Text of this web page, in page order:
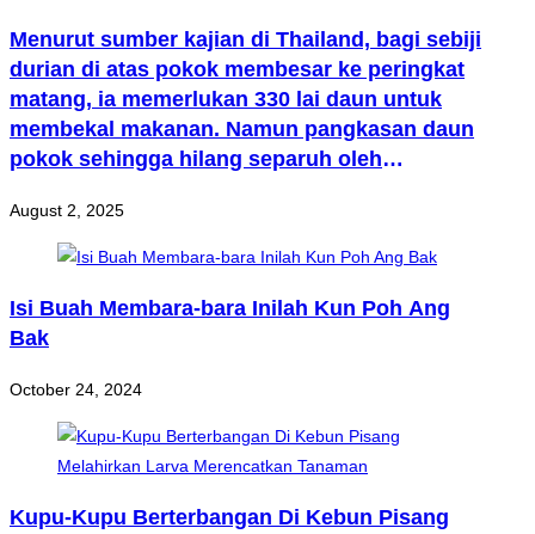
Menurut sumber kajian di Thailand, bagi sebiji
durian di atas pokok membesar ke peringkat
matang, ia memerlukan 330 lai daun untuk
membekal makanan. Namun pangkasan daun
pokok sehingga hilang separuh oleh
mengorbankan potensinya untuk tumbesaran
dan prodiktiviti masa akan datang ?
August 2, 2025
Isi Buah Membara-bara Inilah Kun Poh Ang
Bak
October 24, 2024
Kupu-Kupu Berterbangan Di Kebun Pisang